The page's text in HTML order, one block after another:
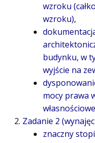
wzroku
wzroku),
budynku, w
wyjście na
mocy prawa
Zadanie 2
znaczny